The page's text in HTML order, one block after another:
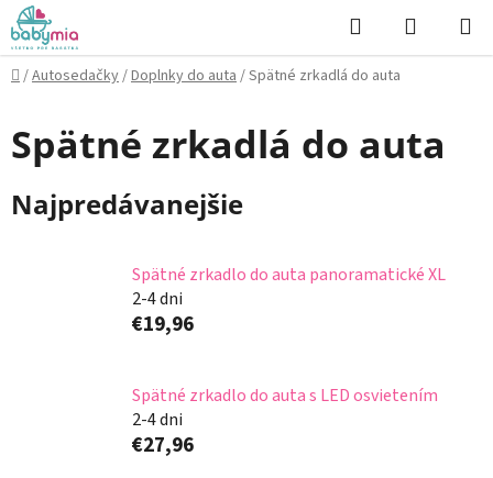
Prejsť
na
obsah
Hľadať
KOŠÍK
Domov
/Autosedačky/Doplnky do auta/Spätné zrkadlá do auta
Spätné zrkadlá do auta
Najpredávanejšie
Spätné zrkadlo do auta panoramatické XL
2-4 dni
€19,96
Spätné zrkadlo do auta s LED osvietením
2-4 dni
€27,96